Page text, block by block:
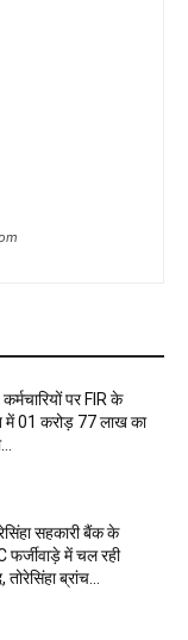
पर FIR के
में 01 करोड़ 77 लाख का
सहकारी बैंक के
फर्जीवाड़े में चल रही
ब्रांच...